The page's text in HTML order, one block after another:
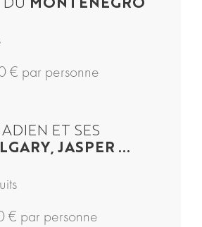
DU MONTÉNÉGRO
€ par personne
ET SES
JASPER ...
€ par personne